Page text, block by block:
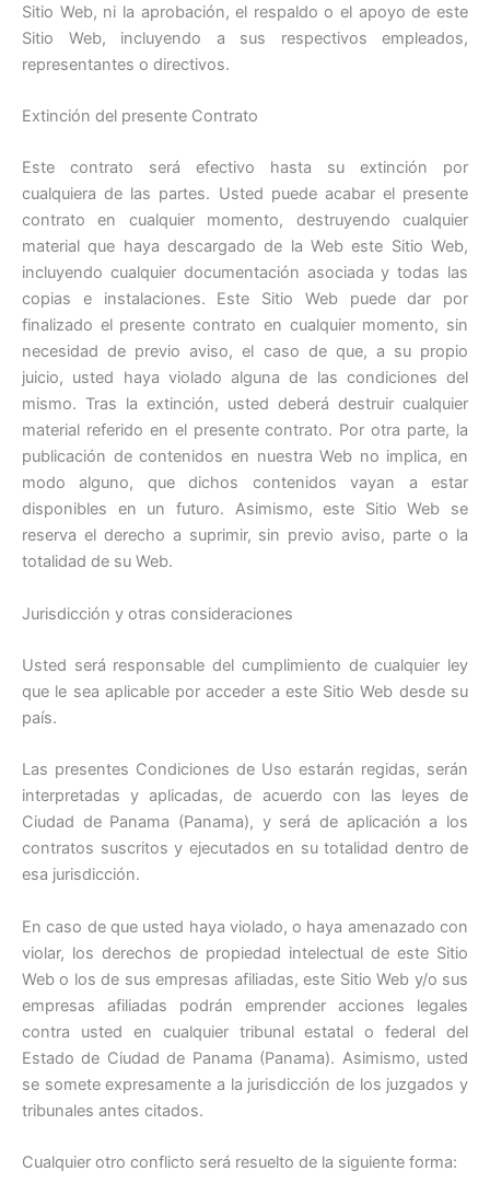
Sitio Web, ni la aprobación, el respaldo o el apoyo de este
Sitio Web, incluyendo a sus respectivos empleados,
representantes o directivos.
Extinción del presente Contrato
Este contrato será efectivo hasta su extinción por
cualquiera de las partes. Usted puede acabar el presente
contrato en cualquier momento, destruyendo cualquier
material que haya descargado de la Web este Sitio Web,
incluyendo cualquier documentación asociada y todas las
copias e instalaciones. Este Sitio Web puede dar por
finalizado el presente contrato en cualquier momento, sin
necesidad de previo aviso, el caso de que, a su propio
juicio, usted haya violado alguna de las condiciones del
mismo. Tras la extinción, usted deberá destruir cualquier
material referido en el presente contrato. Por otra parte, la
publicación de contenidos en nuestra Web no implica, en
modo alguno, que dichos contenidos vayan a estar
disponibles en un futuro. Asimismo, este Sitio Web se
reserva el derecho a suprimir, sin previo aviso, parte o la
totalidad de su Web.
Jurisdicción y otras consideraciones
Usted será responsable del cumplimiento de cualquier ley
que le sea aplicable por acceder a este Sitio Web desde su
país.
Las presentes Condiciones de Uso estarán regidas, serán
interpretadas y aplicadas, de acuerdo con las leyes de
Ciudad de Panama (Panama), y será de aplicación a los
contratos suscritos y ejecutados en su totalidad dentro de
esa jurisdicción.
En caso de que usted haya violado, o haya amenazado con
violar, los derechos de propiedad intelectual de este Sitio
Web o los de sus empresas afiliadas, este Sitio Web y/o sus
empresas afiliadas podrán emprender acciones legales
contra usted en cualquier tribunal estatal o federal del
Estado de Ciudad de Panama (Panama). Asimismo, usted
se somete expresamente a la jurisdicción de los juzgados y
tribunales antes citados.
Cualquier otro conflicto será resuelto de la siguiente forma: